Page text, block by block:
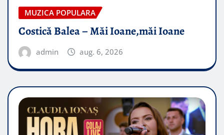
MUZICA POPULARA
Costică Balea – Măi Ioane,măi Ioane
admin aug. 6, 2026